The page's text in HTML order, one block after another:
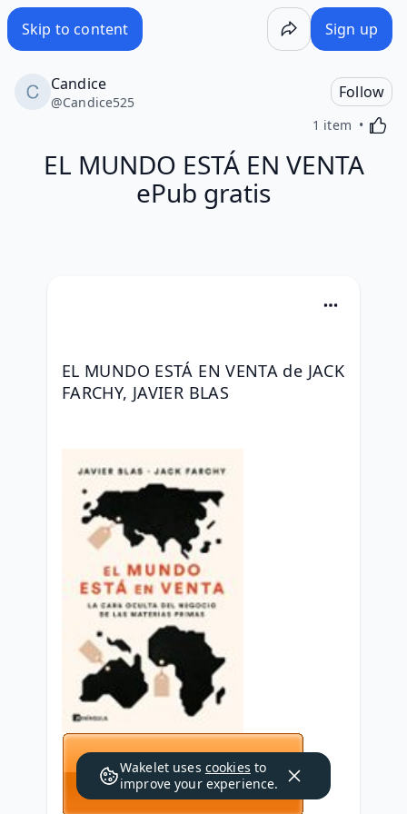
Skip to content Sign up
Candice
@Candice525
Follow
1 item
EL MUNDO ESTÁ EN VENTA
ePub gratis
EL MUNDO ESTÁ EN VENTA de JACK
FARCHY, JAVIER BLAS
Wakelet uses cookies to
improve your experience.